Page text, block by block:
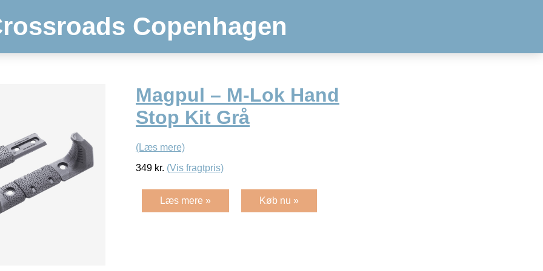
Copenhagen
Magpul – M-Lok Hand
Stop Kit Grå
(Læs mere)
349 kr. (Vis fragtpris)
Læs mere » Køb nu »